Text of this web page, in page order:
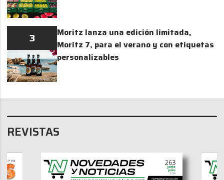
3
Moritz lanza una edición limitada,
Moritz 7, para el verano y con etiquetas
personalizables
REVISTAS